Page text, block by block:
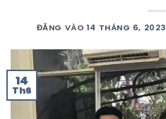
ĐĂNG VÀO 14 THÁNG 6, 2023
14
Th6